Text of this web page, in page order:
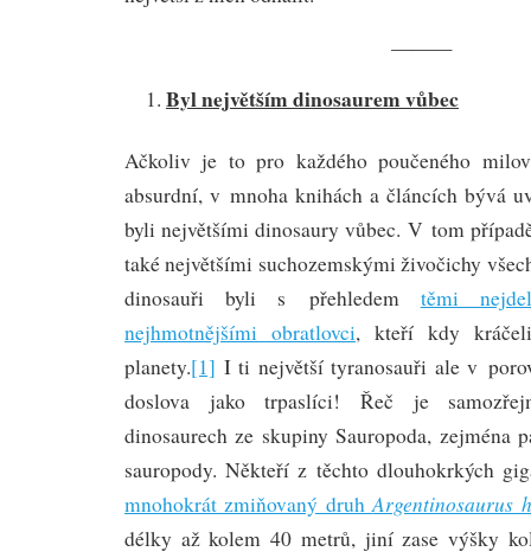
———
Byl největším dinosaurem vůbec
Ačkoliv je to pro každého poučeného
absurdní, v mnoha knihách a článcích bývá
byli největšími dinosaury vůbec. V tom
také největšími suchozemskými živočichy
dinosauři byli s přehledem těmi
nejhmotnějšími obratlovci, kteří kdy
planety.[1] I ti největší tyranosauři ale v
doslova jako trpaslíci! Řeč je
dinosaurech ze skupiny Sauropoda, zejména
sauropody. Někteří z těchto dlouhokrkých
mnohokrát zmiňovaný druhArgentinosaurus
délky až kolem 40 metrů, jiní zase výšky